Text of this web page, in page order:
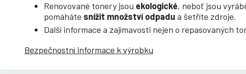
Renovované tonery jsou ekologické, neboť jsou
pomáháte snížit množství odpadu a šetříte zdroje.
Další informace a zajímavosti nejen o repasovaných
Bezpečnostní informace k výrobku